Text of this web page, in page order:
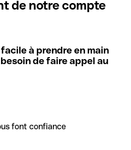
de l'une des succursales
code SWIFT que vous devriez
un outil de recherche de
SWIFT. Ainsi, vous pouvez
SWIFT avant de réaliser vos
de notre compte
à prendre en main
de faire appel au
font confiance